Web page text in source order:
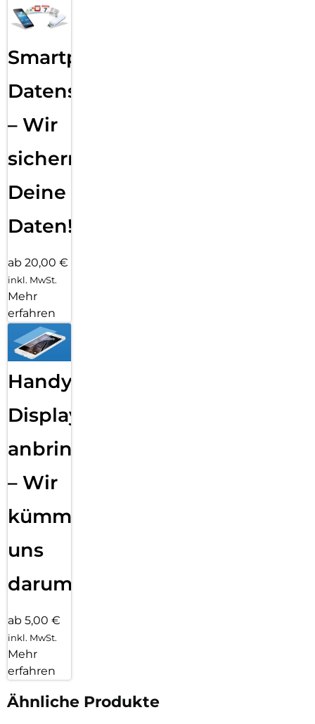
Smartphone
Datensicherung
– Wir
sichern
Deine
Daten!
ab 20,00 €
inkl. MwSt.
Mehr
erfahren
Handy
Displayfolie
anbringen
– Wir
kümmern
uns
darum!
ab 5,00 €
inkl. MwSt.
Mehr
erfahren
Ähnliche Produkte